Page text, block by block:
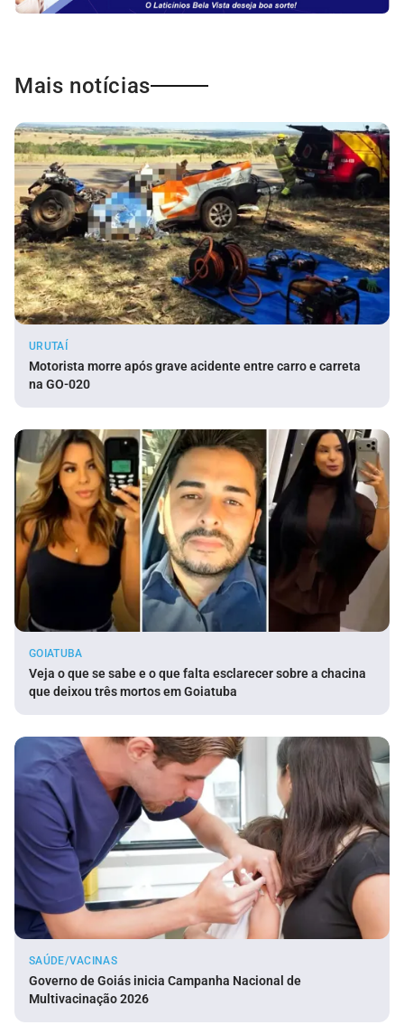
Mais notícias
URUTAÍ
Motorista morre após grave acidente entre carro e carreta
na GO-020
GOIATUBA
Veja o que se sabe e o que falta esclarecer sobre a chacina
que deixou três mortos em Goiatuba
SAÚDE/VACINAS
Governo de Goiás inicia Campanha Nacional de
Multivacinação 2026